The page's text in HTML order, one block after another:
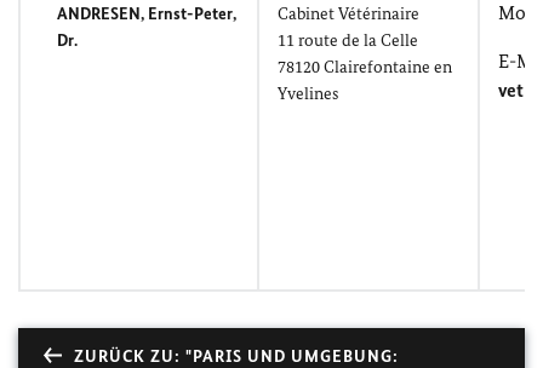
ANDRESEN, Ernst-Peter,
Dr.
Cabinet Vétérinaire
11route de la Celle
78120Clairefontaine en
Yvelines
E-
ZURÜCK ZU: "PARIS UND UMGEBUNG: